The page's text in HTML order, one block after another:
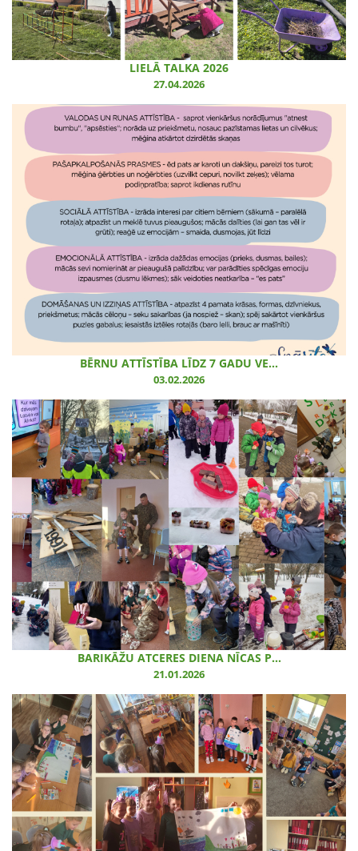
LIELĀ TALKA 2026
27.04.2026
BĒRNU ATTĪSTĪBA LĪDZ 7 GADU VE...
03.02.2026
BARIKĀŽU ATCERES DIENA NĪCAS P...
21.01.2026